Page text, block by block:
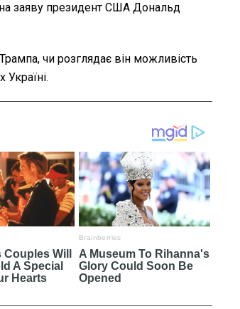
заяву президент США Дональд
чи розглядає він можливість
Україні.